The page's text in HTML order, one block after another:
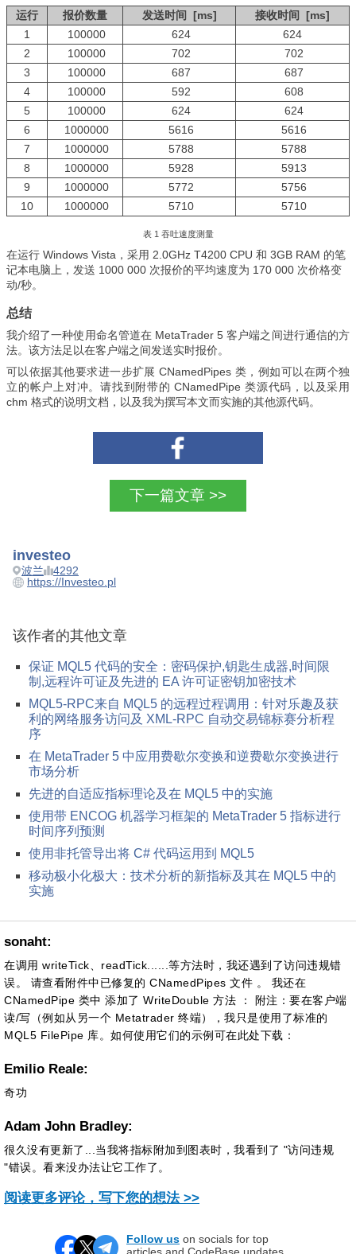
运行 报价数量 发送时间 [ms]
接收时间 [ms]
1
100000 624
624
2
100000 702
702
3
100000 687
687
4
100000 592
608
5
100000 624
624
6
1000000 5616
5616
7
1000000 5788
5788
8
1000000 5928
5913
9
1000000 5772
5756
10
1000000 5710 5710
表 1 吞吐速度测量
在运行 Windows Vista，采用 2.0GHz T4200 CPU 和 3GB RAM 的笔
记本电脑上，发送 1000 000 次报价的平均速度为 170 000 次价格变
动/秒。
总结
我介绍了一种使用命名管道在 MetaTrader 5 客户端之间进行通信的方
法。该方法足以在客户端之间发送实时报价。
可以依据其他要求进一步扩展 CNamedPipes 类，例如可以在两个独
立的帐户上对冲。请找到附带的 CNamedPipe 类源代码，以及采用
chm 格式的说明文档，以及我为撰写本文而实施的其他源代码。
下一篇文章 >>
investeo
波兰
4292
https://Investeo.pl
该作者的其他文章
保证 MQL5 代码的安全：密码保护,钥匙生成器,时间限
制,远程许可证及先进的 EA 许可证密钥加密技术
MQL5-RPC来自 MQL5 的远程过程调用：针对乐趣及获
利的网络服务访问及 XML-RPC 自动交易锦标赛分析程
序
在 MetaTrader 5 中应用费歇尔变换和逆费歇尔变换进行
市场分析
先进的自适应指标理论及在 MQL5 中的实施
使用带 ENCOG 机器学习框架的 MetaTrader 5 指标进行
时间序列预测
使用非托管导出将 C# 代码运用到 MQL5
移动极小化极大：技术分析的新指标及其在 MQL5 中的
实施
sonaht:
在调用 writeTick、readTick......等方法时，我还遇到了访问违规错
误。 请查看附件中已修复的 CNamedPipes 文件 。 我还在
CNamedPipe 类中 添加了 WriteDouble 方法 ： 附注：要在客户端
读/写（例如从另一个 Metatrader 终端），我只是使用了标准的
MQL5 FilePipe 库。如何使用它们的示例可在此处下载：
Emilio Reale:
奇功
Adam John Bradley:
很久没有更新了...当我将指标附加到图表时，我看到了 "访问违规
"错误。看来没办法让它工作了。
阅读更多评论，写下您的想法 >>
Follow us on socials for top